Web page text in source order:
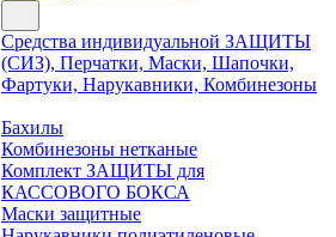
Средства индивидуальной ЗАЩИТЫ
(СИЗ), Перчатки, Маски, Шапочки,
Фартуки, Нарукавники, Комбинезоны
Бахилы
Комбинезоны нетканые
Комплект ЗАЩИТЫ для
КАССОВОГО БОКСА
Маски защитные